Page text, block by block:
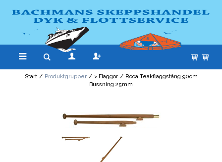
Start / Produktgrupper / > Flaggor / Roca Teakflaggstång 90cm
Bussning 25mm